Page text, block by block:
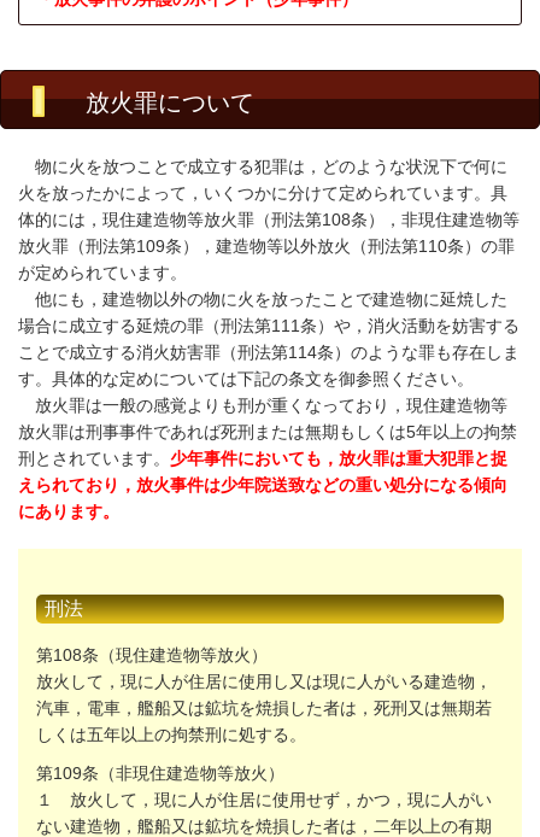
放火罪について
物に火を放つことで成立する犯罪は，どのような状況下で何に
火を放ったかによって，いくつかに分けて定められています。具
体的には，現住建造物等放火罪（刑法第108条），非現住建造物等
放火罪（刑法第109条），建造物等以外放火（刑法第110条）の罪
が定められています。
他にも，建造物以外の物に火を放ったことで建造物に延焼した
場合に成立する延焼の罪（刑法第111条）や，消火活動を妨害する
ことで成立する消火妨害罪（刑法第114条）のような罪も存在しま
す。具体的な定めについては下記の条文を御参照ください。
放火罪は一般の感覚よりも刑が重くなっており，現住建造物等
放火罪は刑事事件であれば死刑または無期もしくは5年以上の拘禁
刑とされています。 少年事件においても，放火罪は重大犯罪と捉
えられており，放火事件は少年院送致などの重い処分になる傾向
にあります。
刑法
第108条（現住建造物等放火）
放火して，現に人が住居に使用し又は現に人がいる建造物，
汽車，電車，艦船又は鉱坑を焼損した者は，死刑又は無期若
しくは五年以上の拘禁刑に処する。
第109条（非現住建造物等放火）
１ 放火して，現に人が住居に使用せず，かつ，現に人がい
ない建造物，艦船又は鉱坑を焼損した者は，二年以上の有期